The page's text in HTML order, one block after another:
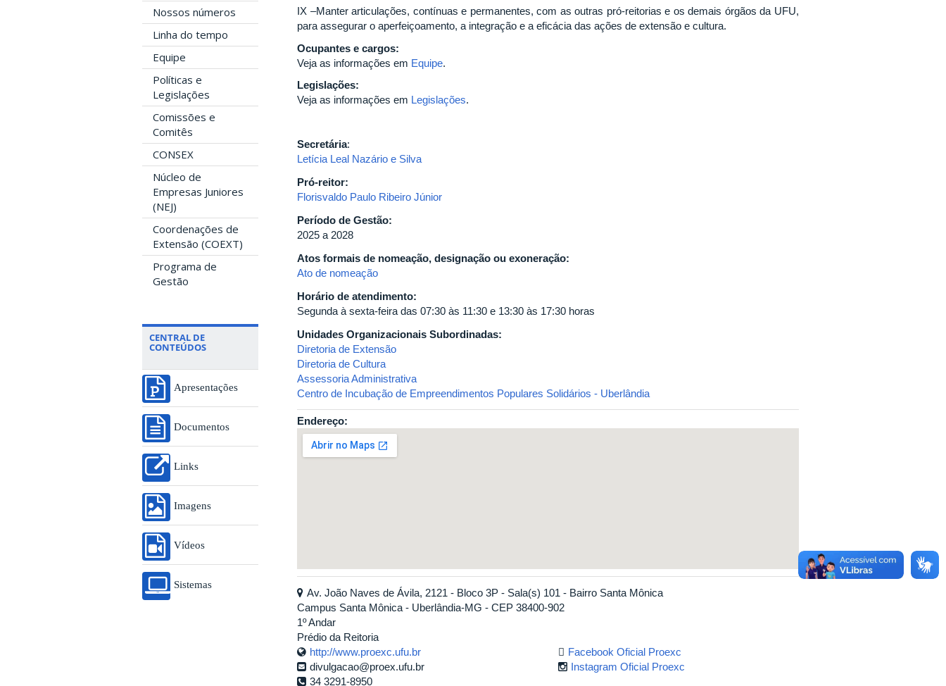
Nossos números
Linha do tempo
Equipe
Políticas e
Legislações
Comissões e
Comitês
CONSEX
Núcleo de
Empresas Juniores
(NEJ)
Coordenações de
Extensão (COEXT)
Programa de
Gestão
CENTRAL DE
CONTEÚDOS
Apresentações
Documentos
Links
Imagens
Vídeos
Sistemas
IX –Manter articulações, contínuas e permanentes, com as outras pró-reitorias e os demais órgãos da UFU,
para assegurar o aperfeiçoamento, a integração e a eficácia das ações de extensão e cultura.
Ocupantes e cargos:
Veja as informações em Equipe.
Legislações:
Veja as informações em Legislações.
Secretária:
Letícia Leal Nazário e Silva
Pró-reitor:
Florisvaldo Paulo Ribeiro Júnior
Período de Gestão:
2025 a 2028
Atos formais de nomeação, designação ou exoneração:
Ato de nomeação
Horário de atendimento:
Segunda à sexta-feira das 07:30 às 11:30 e 13:30 às 17:30 horas
Unidades Organizacionais Subordinadas:
Diretoria de Extensão
Diretoria de Cultura
Assessoria Administrativa
Centro de Incubação de Empreendimentos Populares Solidários - Uberlândia
Endereço:
Av. João Naves de Ávila, 2121 - Bloco 3P - Sala(s) 101 - Bairro Santa Mônica
Campus Santa Mônica - Uberlândia-MG - CEP 38400-902
1º Andar
Prédio da Reitoria
http://www.proexc.ufu.br
divulgacao@proex.ufu.br
34 3291-8950
Facebook Oficial Proexc
Instagram Oficial Proexc